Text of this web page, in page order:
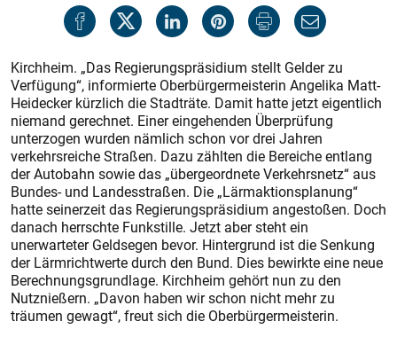
Kirchheim. „Das Regierungspräsidium stellt Gelder zu
Verfügung“, informierte Oberbürgermeisterin Angelika Matt-
Heidecker kürzlich die Stadträte. Damit hatte jetzt eigentlich
niemand gerechnet. Einer eingehenden Überprüfung
unterzogen wurden nämlich schon vor drei Jahren
verkehrsreiche Straßen. Dazu zählten die Bereiche entlang
der Autobahn sowie das „übergeordnete Verkehrsnetz“ aus
Bundes- und Landesstraßen. Die „Lärmaktionsplanung“
hatte seinerzeit das Regierungspräsidium angestoßen. Doch
danach herrschte Funkstille. Jetzt aber steht ein
unerwarteter Geldsegen bevor. Hintergrund ist die Senkung
der Lärmrichtwerte durch den Bund. Dies bewirkte eine neue
Berechnungsgrundlage. Kirchheim gehört nun zu den
Nutznießern. „Davon haben wir schon nicht mehr zu
träumen gewagt“, freut sich die Oberbürgermeisterin.